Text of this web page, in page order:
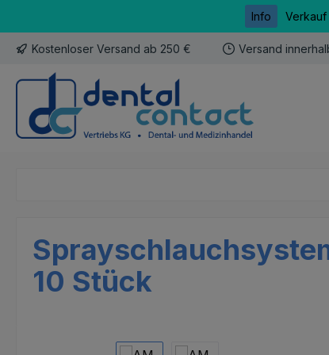
Info Verkauf
Kostenloser Versand ab 250 € Versand
10 Stück
Bildergalerie überspringen